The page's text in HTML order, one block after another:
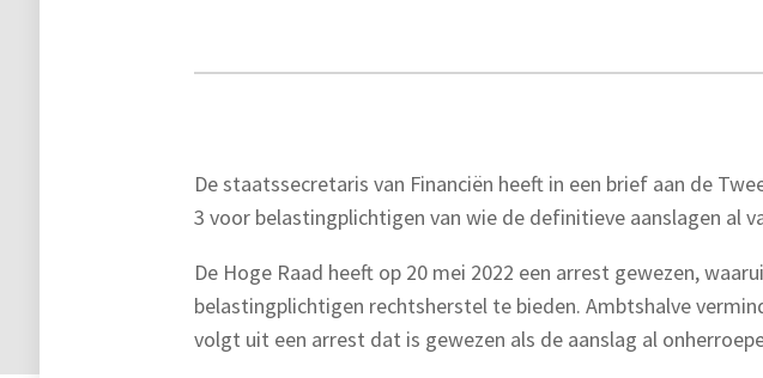
De staatssecretaris van Financiën heeft in een brief aan de
3 voor belastingplichtigen van wie de definitieve aanslagen al
De Hoge Raad heeft op 20 mei 2022 een arrest gewezen,
belastingplichtigen rechtsherstel te bieden. Ambtshalve
volgt uit een arrest dat is gewezen als de aanslag al